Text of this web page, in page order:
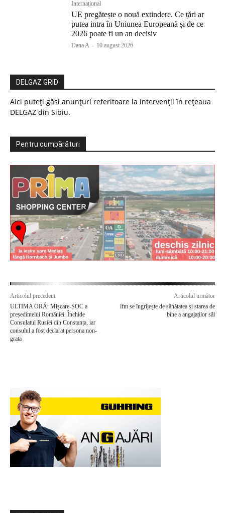
Internațional
UE pregătește o nouă extindere. Ce țări ar
putea intra în Uniunea Europeană și de ce
2026 poate fi un an decisiv
Dana A - 10 august 2026
DELGAZ GRID
Aici puteți găsi anunțuri referitoare la intervenții în rețeaua
DELGAZ din Sibiu.
Pentru cumpărături
Articolul precedent
ULTIMA ORĂ: Mișcare-ȘOC a
președintelui României. Închide
Consulatul Rusiei din Constanța, iar
consulul a fost declarat persona non-
grata
Articolul următor
ifm se îngrijește de sănătatea și starea de
bine a angajaților săi